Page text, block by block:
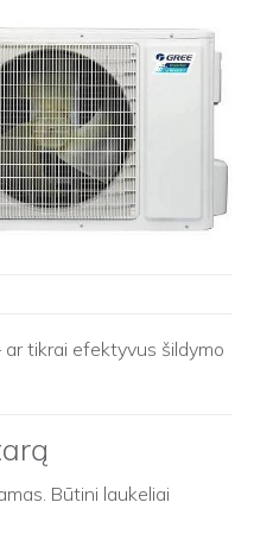
ar tikrai efektyvus šildymo
Būtini laukeliai